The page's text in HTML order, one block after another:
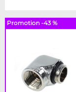
Promotion -43 %